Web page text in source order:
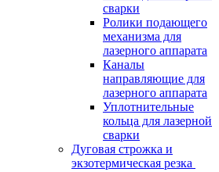
сварки
Ролики подающего
механизма для
лазерного аппарата
Каналы
направляющие для
лазерного аппарата
Уплотнительные
кольца для лазерной
сварки
Дуговая строжка и
экзотермическая резка